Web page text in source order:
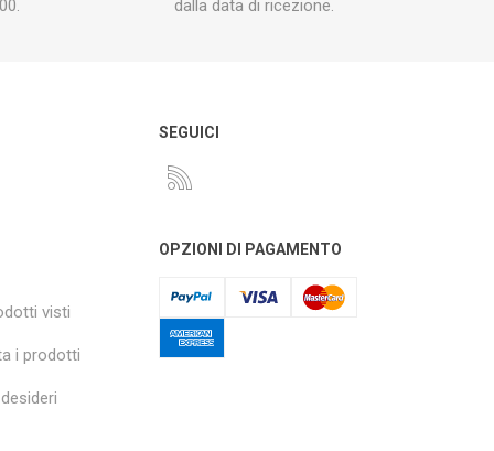
dalla data di ricezione.
visti
i prodotti
SEGUICI
OPZIONI DI PAGAMENTO